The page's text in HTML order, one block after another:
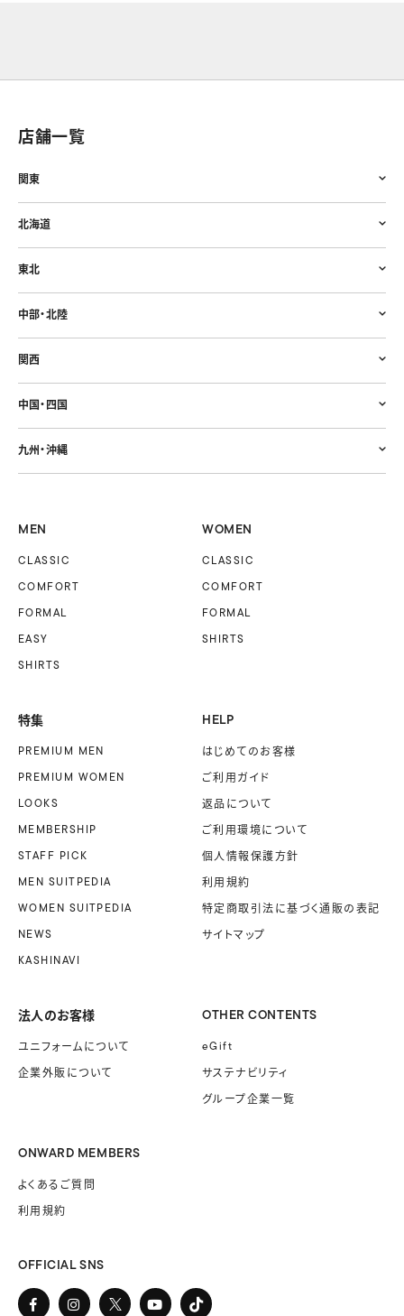
店舗一覧
関東
北海道
東北
中部・北陸
関西
中国・四国
九州・沖縄
MEN
CLASSIC
COMFORT
FORMAL
EASY
SHIRTS
WOMEN
CLASSIC
COMFORT
FORMAL
SHIRTS
特集
PREMIUM MEN
PREMIUM WOMEN
LOOKS
MEMBERSHIP
STAFF PICK
MEN SUITPEDIA
WOMEN SUITPEDIA
NEWS
KASHINAVI
HELP
はじめてのお客様
ご利用ガイド
返品について
ご利用環境について
個人情報保護方針
利用規約
特定商取引法に基づく通販の表記
サイトマップ
法人のお客様
ユニフォームについて
企業外販について
OTHER CONTENTS
eGift
サステナビリティ
グループ企業一覧
ONWARD MEMBERS
よくあるご質問
利用規約
OFFICIAL SNS